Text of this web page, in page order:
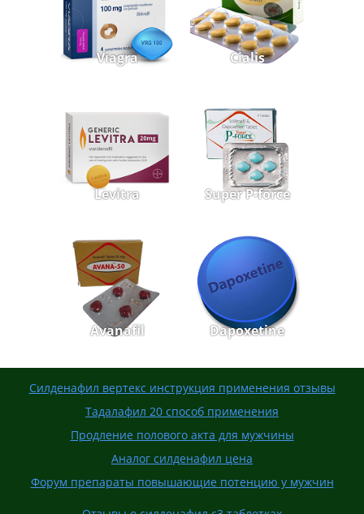
Viagra Cialis
Levitra Super P-force
Avanafil Dapoxetine
Силденафил вертекс инструкция применения отзывы
Тадалафил 20 способ применения
Продление полового акта для мужчины
Аналог силденафил цена
Форум препараты повышающие потенцию у мужчин